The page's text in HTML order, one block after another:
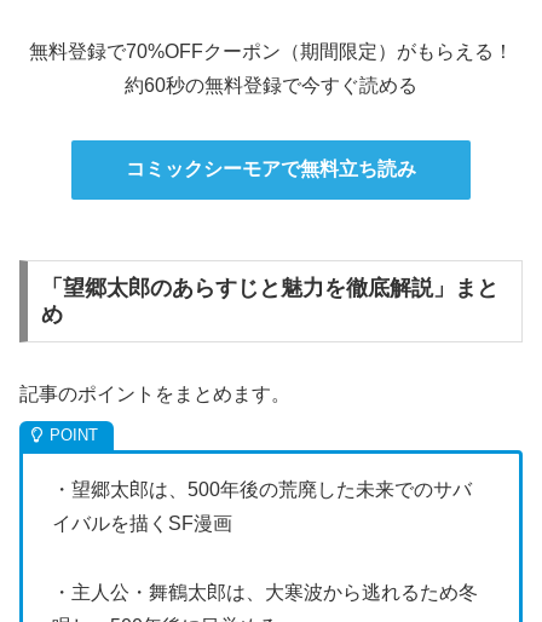
無料登録で70%OFFクーポン（期間限定）がもらえる！
約60秒の無料登録で今すぐ読める
コミックシーモアで無料立ち読み
「望郷太郎のあらすじと魅力を徹底解説」まと
め
記事のポイントをまとめます。
・望郷太郎は、500年後の荒廃した未来でのサバ
イバルを描くSF漫画
・主人公・舞鶴太郎は、大寒波から逃れるため冬